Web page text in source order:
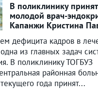
В поликлинику принят
молодой врач-
Капанжи Кристина
дефицита кадров в
из главных задач
В поликлинику ТОГБУЗ
районная
года принят...